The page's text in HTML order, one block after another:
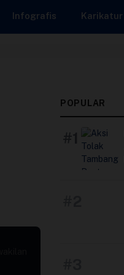
Infografis Karikatur
POPULAR